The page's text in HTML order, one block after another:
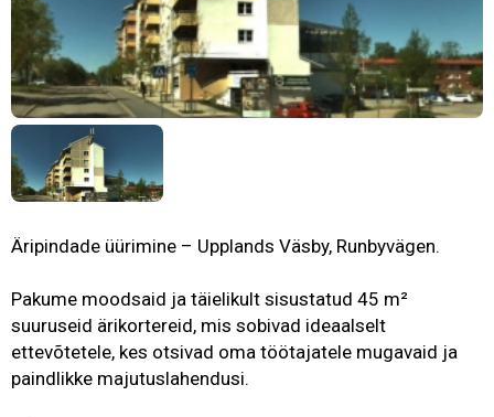
Äripindade üürimine – Upplands Väsby, Runbyvägen.
Pakume moodsaid ja täielikult sisustatud 45 m²
suuruseid ärikortereid, mis sobivad ideaalselt
ettevõtetele, kes otsivad oma töötajatele mugavaid ja
paindlikke majutuslahendusi.